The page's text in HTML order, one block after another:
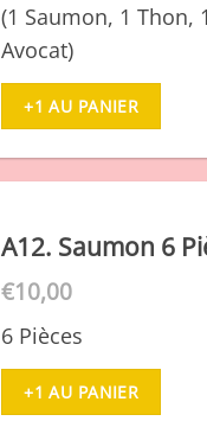
(1 Saumon, 1 Thon,
Avocat)
+1 AU PANIER
A12. Saumon 6
€10,00
6 Pièces
+1 AU PANIER